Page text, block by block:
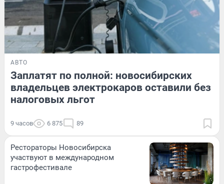
АВТО
Заплатят по полной: новосибирских
владельцев электрокаров оставили без
налоговых льгот
9 часов 6 875 89
Рестораторы Новосибирска
участвуют в международном
гастрофестивале